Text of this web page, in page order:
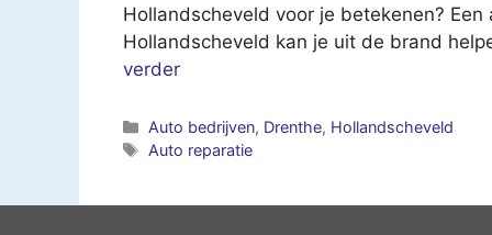
Hollandscheveld voor je betekenen?
Hollandscheveld kan je uit de brand
verder
Categorieën
Auto bedrijven, Drenthe, Hollandscheveld
Tags
Auto reparatie